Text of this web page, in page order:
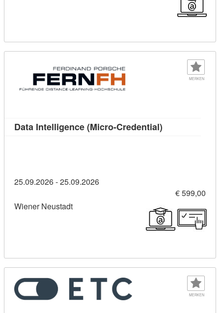
MERKEN
Data Intelligence (Micro-Credential)
25.09.2026 - 25.09.2026
€ 599,00
Wiener Neustadt
MERKEN